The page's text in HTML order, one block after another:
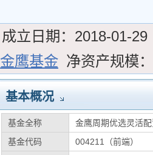
成立日期： 2018-01-29
金鹰基金 净资产规模：
基本概况
基金全称
金鹰周期优选灵活
基金代码
004211（前端）